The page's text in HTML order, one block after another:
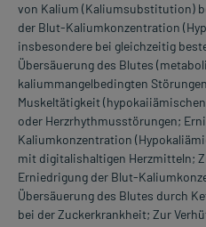
von Kalium (Kaliumsubstitution)
der Blut-Kaliumkonzentration
insbesondere bei gleichzeitig
Übersäuerung des Blutes
kaliummangelbedingten
Muskeltätigkeit
oder Herzrhythmusstörungen;
Kaliumkonzentration
mit digitalishaltigen Herzmitteln;
Erniedrigung der Blut-
Übersäuerung des Blutes durch
bei der Zuckerkrankheit; Zur